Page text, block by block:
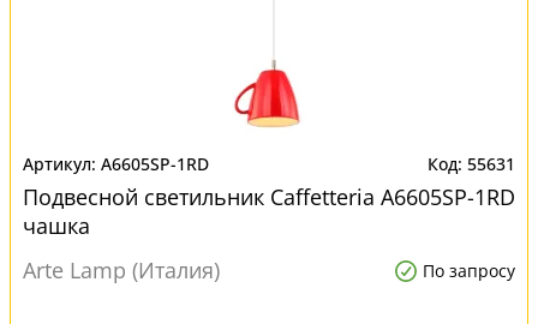
A6605SP-1RD 55631
Подвесной светильник Caffetteria A6605SP-1RD
чашка
Arte Lamp (Италия)
По запросу